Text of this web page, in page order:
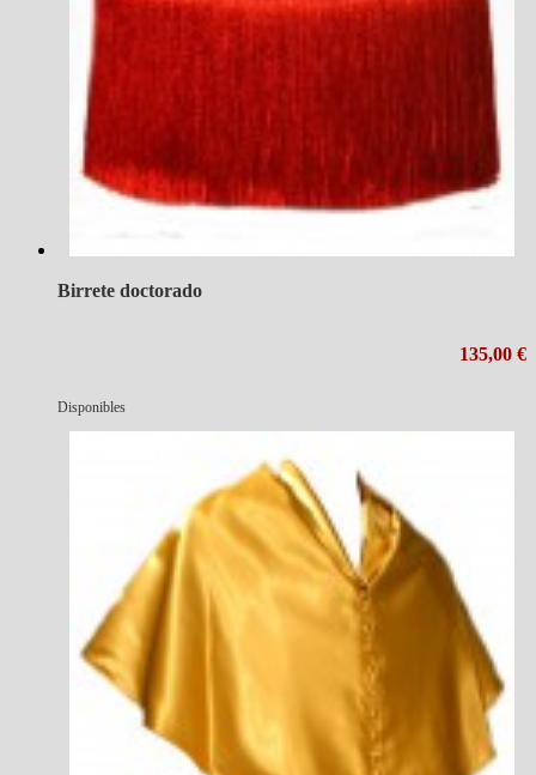
Birrete doctorado
135,00 €
Disponibles